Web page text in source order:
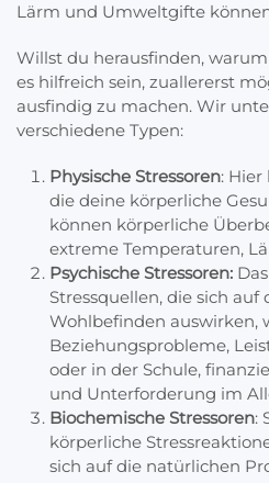
Lärm und Umweltgifte
Willst du herausfinden,
es hilfreich sein, zuallererst
ausfindig zu machen. Wir
verschiedene Typen:
Physische Stressoren: Hier
die deine körperliche
können körperliche
extreme Temperaturen,
Psychische Stressoren:
Stressquellen, die sich
Wohlbefinden auswirken,
Beziehungsprobleme,
oder in der Schule,
und Unterforderung im
Biochemische Stressoren:
körperliche
sich auf die natürlichen